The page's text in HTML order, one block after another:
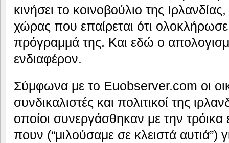
κινήσει το κοινοβούλιο της
χώρας που επαίρεται ότι
πρόγραμμά της. Και εδώ ο
ενδιαφέρον.
Σύμφωνα με το Euobserver.com οι
συνδικαλιστές και πολιτικοί της
οποίοι συνεργάσθηκαν με την τρόικα
πουν (“μιλούσαμε σε κλειστά